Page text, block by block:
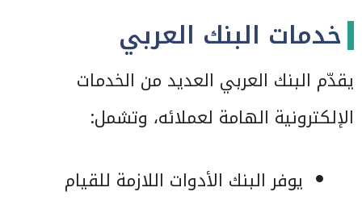
خدمات البنك العربي
يقدّم البنك العربي العديد من الخدمات
الإلكترونية الهامة لعملائه، وتشمل:
يوفر البنك الأدوات اللازمة للقيام